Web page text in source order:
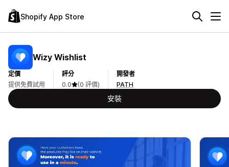
Shopify App Store
Wizy Wishlist
定價
提供免費試用
評分
0.0
(0 評價)
開發者
PATH
安裝